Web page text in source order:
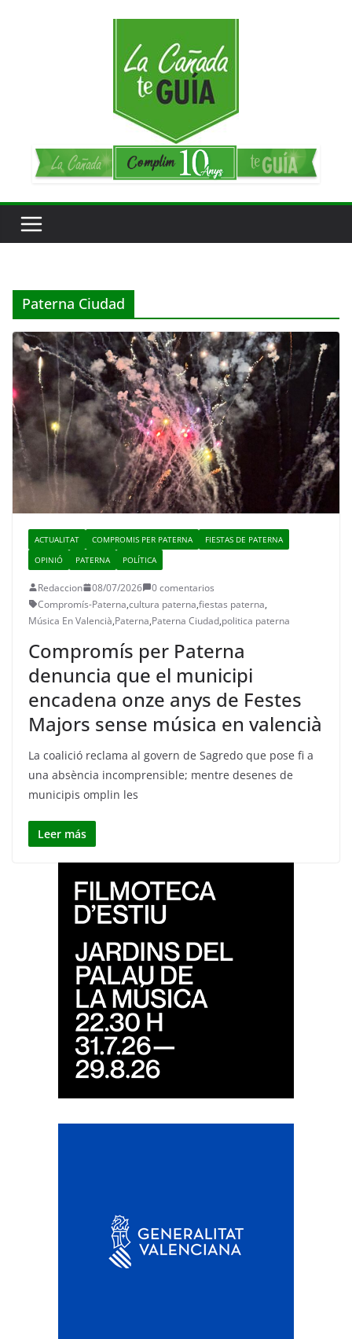
Paterna Ciudad
ACTUALITAT COMPROMIS PER PATERNA
FIESTAS DE PATERNA
OPINIÓ
PATERNA POLÍTICA
Redaccion 08/07/2026
0 comentarios
Compromís-Paterna,cultura paterna,fiestas paterna,
Música En Valencià,Paterna,Paterna Ciudad,politica paterna
Compromís per Paterna
denuncia que el municipi
encadena onze anys de Festes
Majors sense música en valencià
La coalició reclama al govern de Sagredo que pose fi a
una absència incomprensible; mentre desenes de
municipis omplin les
Leer más